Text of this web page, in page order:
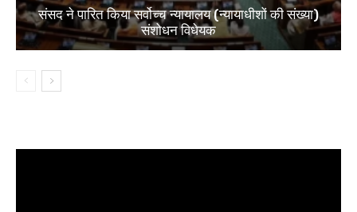
संसद ने पारित किया सर्वोच्च न्यायालय (न्यायाधीशों की संख्या)
संशोधन विधेयक